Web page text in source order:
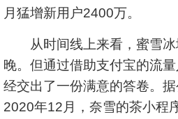
月猛增新用户2400万。
从时间线上来看，蜜雪冰
晚。但通过借助支付宝的流
经交出了一份满意的答卷。
2020年12月，奈雪的茶小程